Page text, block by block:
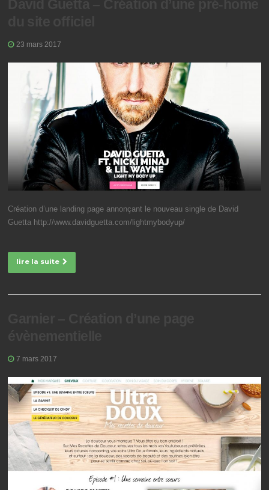
23 mars 2017
Création d’une landing page annonçant le nouveau single de David
Guetta http://www.davidguetta.com/lightmybodyup/
lire la suite
7 mars 2017